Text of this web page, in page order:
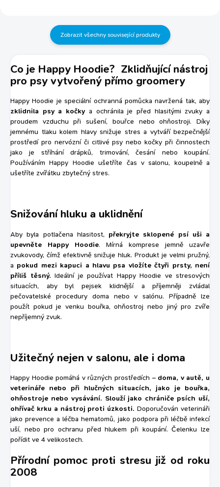
Zobrazit všechny související produkty
Co je Happy Hoodie? Zklidňující nástroj
pro psy vytvořený přímo groomery
Happy Hoodie je speciální ochranná pomůcka navržená tak, aby
zklidnila psy a kočky a ochránila je před hlasitými zvuky a
proudem vzduchu při sušení, bouřce nebo ohňostroji. Díky
jemnému tlaku kolem hlavy snižuje stres a vytváří bezpečnější
prostředí pro nervózní či citlivé psy nebo kočky při činnostech
jako je stříhání drápků, trimování, česání nebo koupání.
Používáním Happy Hoodie ušetříte čas v salonu, koupelně a
ušetříte zvířátku zbytečný stres.
Snižování hluku a uklidnění
Aby byla potlačena hlasitost, překryjte sklopené psí uši a
upevněte Happy Hoodie. Mírná komprese jemně uzavře
zvukovody, čímž efektivně snižuje hluk. Produkt je velmi pružný,
a pokud mezi kapuci a hlavu psa vložíte čtyři prsty, není
příliš těsný. Ideální je používat Happy Hoodie ve stresových
situacích, aby byl pejsek klidnější a příjemněji zvládal
pečovatelské procedury doma nebo v salónu. Případně lze
použít pokud je venku bouřka, ohňostroj nebo jiný pro zvíře
nepříjemný zvuk.
Užitečný nejen v salonu, ale i doma
Happy Hoodie pomáhá v různých prostředích –doma, v autě, u
veterináře nebo při hlučných situacích, jako je bouřka,
ohňostroje nebo vysávání. Slouží jako chrániče psích uší,
ohřívač krku a nástroj proti úzkosti. Doporučován veterináři
jako prevence a léčba hematomů, jako podpora při léčbě infekcí
uší, nebo pro ochranu před hlukem při koupání. Čelenku lze
pořídit ve 4 velikostech.
Přírodní pomoc proti stresu již od roku
2008